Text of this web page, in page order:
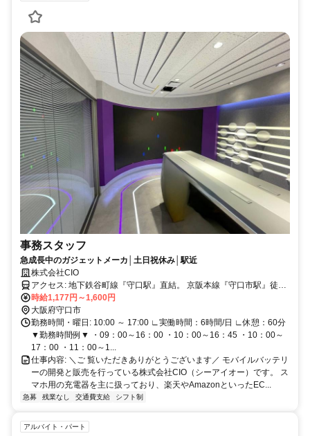
事務スタッフ
急成長中のガジェットメーカ│土日祝休み│駅近
株式会社CIO
アクセス: 地下鉄谷町線『守口駅』直結。 京阪本線『守口市駅』徒歩
7分。 大日駅周辺や、お隣の門真市や寝屋川市から出勤しているスタ
ッフも在籍中です。
時給1,177円～1,600円
大阪府守口市
勤務時間・曜日: 10:00 ～ 17:00 ∟実働時間：6時間/日 ∟休憩：60分
▼勤務時間例▼ ・09：00～16：00 ・10：00～16：45 ・10：00～
17：00 ・11：00～1...
仕事内容: ＼ご 覧いただきありがとうございます／ モバイルバッテリ
ーの開発と販売を行っている株式会社CIO（シーアイオー）です。 ス
マホ用の充電器を主に扱っており、楽天やAmazonといったEC...
急募 残業なし 交通費支給 シフト制
アルバイト・パート